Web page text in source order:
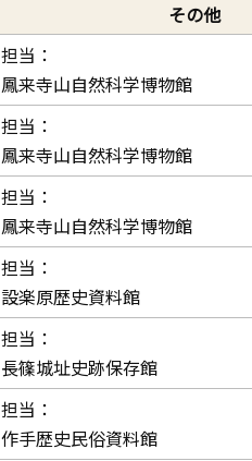
その他
担当：
鳳来寺山自然科学博物館
担当：
鳳来寺山自然科学博物館
担当：
鳳来寺山自然科学博物館
担当：
設楽原歴史資料館
担当：
長篠城址史跡保存館
担当：
作手歴史民俗資料館